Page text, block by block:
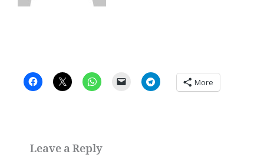
More
Leave a Reply